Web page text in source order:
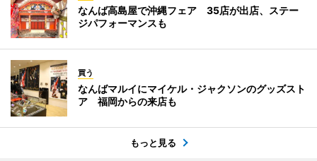
なんば高島屋で沖縄フェア 35店が出店、ステー
ジパフォーマンスも
買う
なんばマルイにマイケル・ジャクソンのグッズスト
ア 福岡からの来店も
もっと見る